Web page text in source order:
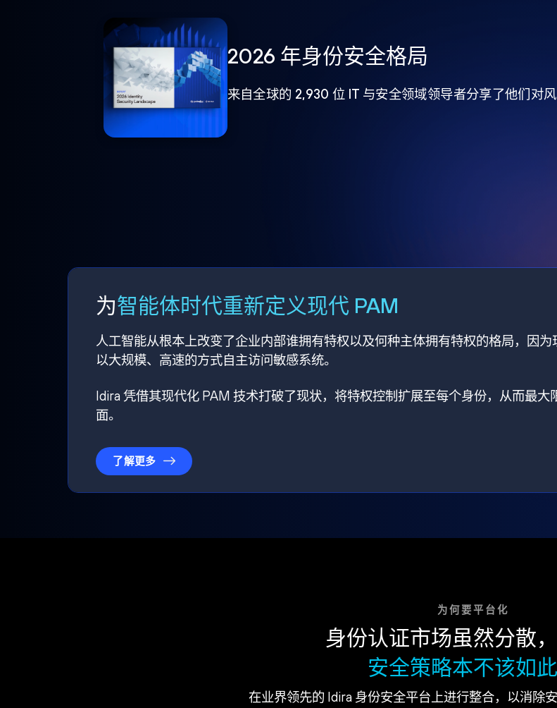
2026 年身份安全格局
来自全球的 2,930 位 IT 与安全领域领导者分享了他们对
为智能体时代重新定义现代 PAM
人工智能从根本上改变了企业内部谁拥有特权以及何种主体拥有特权的格局，因
以大规模、高速的方式自主访问敏感系统。
Idira 凭借其现代化 PAM 技术打破了现状，将特权控制扩展至每个身份，从而最大
面。
了解更多
为何要平台化
身份认证市场虽然分散
安全策略本不该如此
在业界领先的 Idira 身份安全平台上进行整合，以消除